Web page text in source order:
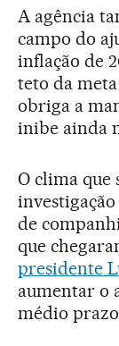
A agência
campo do
inflação de
teto da
obriga a
inibe ainda
O clima que
de
que
presidente
aumentar o
médio